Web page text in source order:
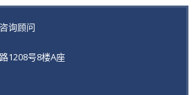
询顾问
1208号8楼A座